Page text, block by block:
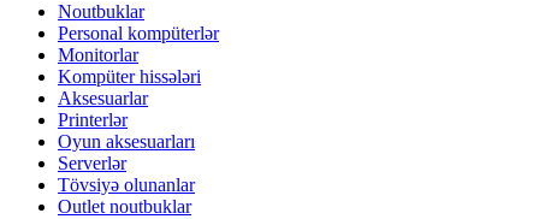
Noutbuklar
Personal kompüterlər
Monitorlar
Kompüter hissələri
Aksesuarlar
Printerlər
Oyun aksesuarları
Serverlər
Tövsiyə olunanlar
Outlet noutbuklar